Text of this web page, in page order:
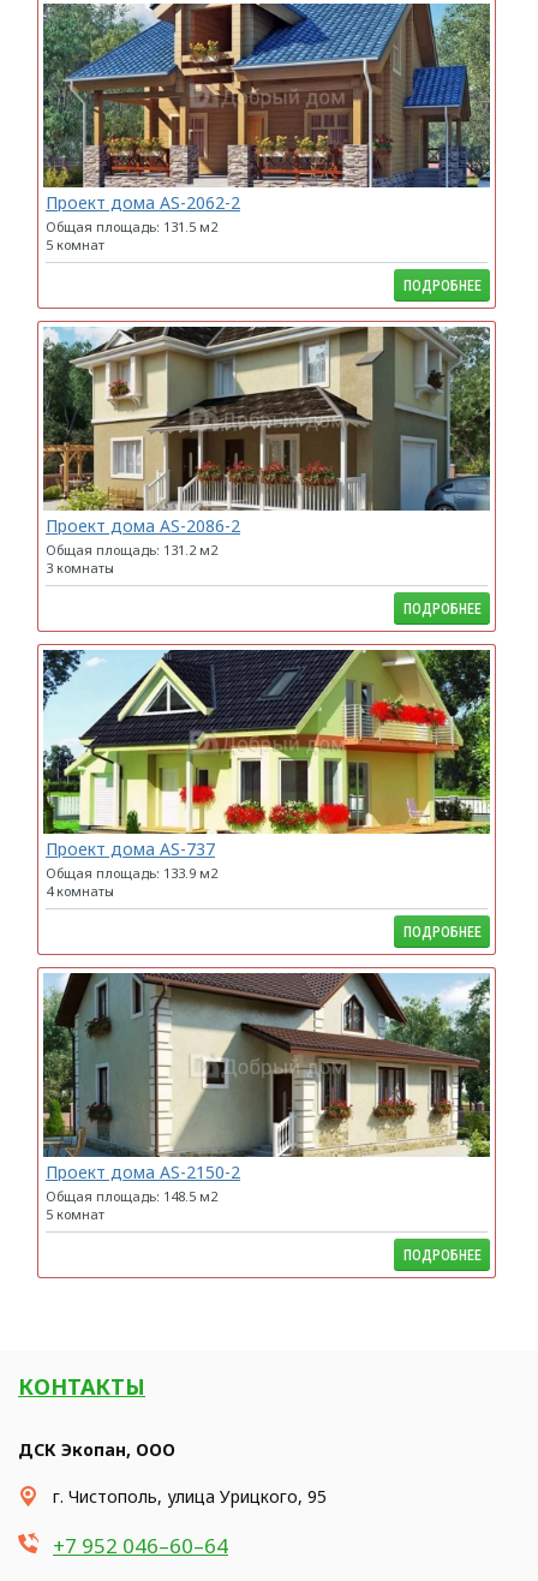
Проект дома AS-2062-2
Общая площадь: 131.5 м2
5 комнат
ПОДРОБНЕЕ
Проект дома AS-2086-2
Общая площадь: 131.2 м2
3 комнаты
ПОДРОБНЕЕ
Проект дома AS-737
Общая площадь: 133.9 м2
4 комнаты
ПОДРОБНЕЕ
Проект дома AS-2150-2
Общая площадь: 148.5 м2
5 комнат
ПОДРОБНЕЕ
КОНТАКТЫ
ДСК Экопан, ООО
​г. Чистополь, улица Урицкого, 95
+7 952 046–60–64